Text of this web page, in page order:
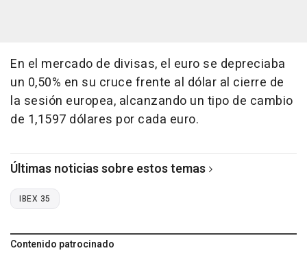
En el mercado de divisas, el euro se depreciaba
un 0,50% en su cruce frente al dólar al cierre de
la sesión europea, alcanzando un tipo de cambio
de 1,1597 dólares por cada euro.
Últimas noticias sobre estos temas
IBEX 35
Contenido patrocinado